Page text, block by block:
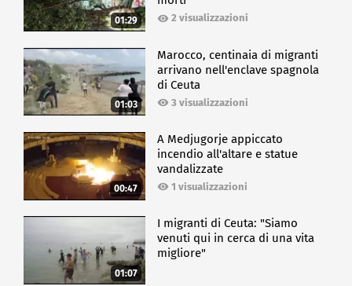
01:29 2 visualizzazioni
01:03
Marocco, centinaia di migranti
arrivano nell'enclave spagnola
di Ceuta
3 visualizzazioni
00:47
A Medjugorje appiccato
incendio all'altare e statue
vandalizzate
1 visualizzazioni
01:07
I migranti di Ceuta: "Siamo
venuti qui in cerca di una vita
migliore"